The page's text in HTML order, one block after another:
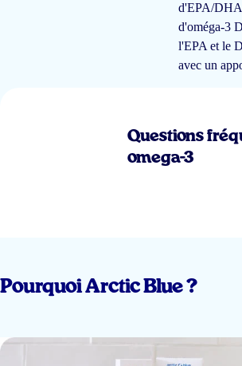
Het is nu bewezen bij een onderzoek uit
Heel fijn en zuiver product !
d'EPA/
d'oméga-3
l'EPA et le
avec un
Questions
omega-3
Pourquoi Arctic Blue ?